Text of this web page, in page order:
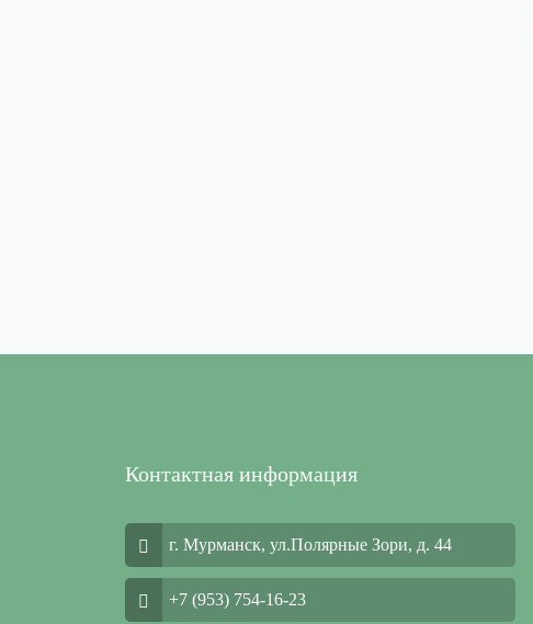
Контактная информация
г. Мурманск, ул.Полярные Зори, д. 44
+7 (953) 754-16-23